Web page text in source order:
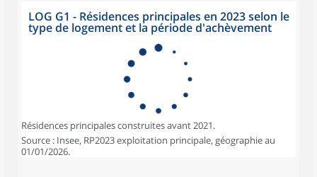
LOG G1 - Résidences principales en 2023 selon le
type de logement et la période d'achèvement
Résidences principales construites avant 2021.
Source : Insee, RP2023 exploitation principale, géographie au
01/01/2026.